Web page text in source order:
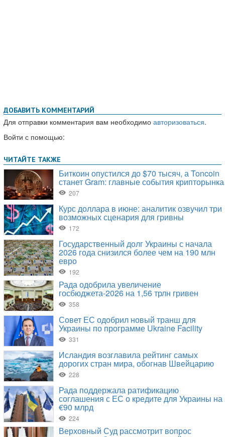
ДОБАВИТЬ КОММЕНТАРИЙ
Для отправки комментария вам необходимо авторизоваться.
Войти с помощью: